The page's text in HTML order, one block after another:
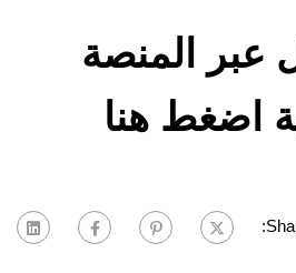
عبر المنصة
اضغط هنا